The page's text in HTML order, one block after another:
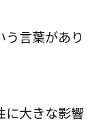
う言葉があり
に大きな影響